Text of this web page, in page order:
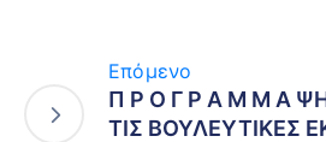
Επόμενο
Π Ρ Ο Γ Ρ Α Μ Μ Α
ΤΙΣ ΒΟΥΛΕΥΤΙΚΕΣ